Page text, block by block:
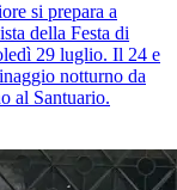
si prepara a
della Festa di
29 luglio. Il 24 e
notturno da
al Santuario.